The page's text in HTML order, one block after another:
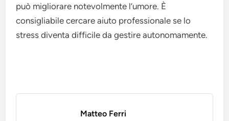
può migliorare notevolmente l’umore. È
consigliabile cercare aiuto professionale se lo
stress diventa difficile da gestire autonomamente.
Matteo Ferri